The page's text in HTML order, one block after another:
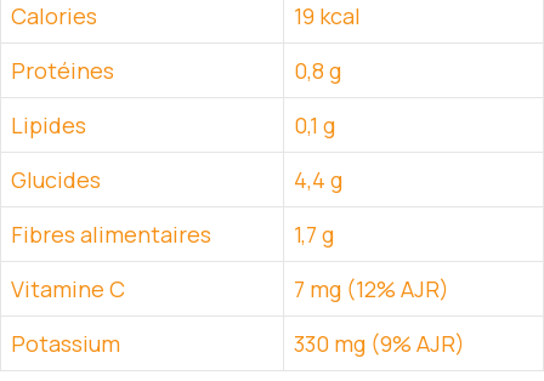
Calories
19 kcal
Protéines
0,8 g
Lipides
0,1 g
Glucides
4,4 g
Fibres alimentaires
1,7 g
Vitamine C
7 mg (12% AJR)
Potassium
330 mg (9% AJR)